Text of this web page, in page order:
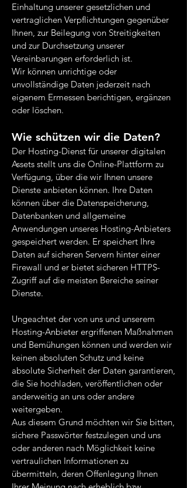
Einhaltung unserer gesetzlichen und
vertraglichen Verpflichtungen gegenüber
Ihnen, zur Beilegung von Streitigkeiten
und zur Durchsetzung unserer
Vereinbarungen erforderlich ist.
Wir können unrichtige oder
unvollständige Daten jederzeit nach
eigenem Ermessen berichtigen, ergänzen
oder löschen.
Wie schützen wir die Daten?
Der Hosting-Dienst für unserer digitalen
Assets stellt uns die Online-Plattform zu
Verfügung, über die wir Ihnen unsere
Dienste anbieten können. Ihre Daten
können über die Datenspeicherung,
Datenbanken und allgemeine
Anwendungen unseres Hosting-Anbieters
gespeichert werden. Er speichert Ihre
Daten auf sicheren Servern hinter einer
Firewall und er bietet sicheren HTTPS-
Zugriff auf die meisten Bereiche seiner
Dienste.
Ungeachtet der von uns und unserem
Hosting-Anbieter ergriffenen Maßnahmen
und Bemühungen können und werden wir
keinen absoluten Schutz und keine
absolute Sicherheit der Daten garantieren,
die Sie hochladen, veröffentlichen oder
anderweitig an uns oder andere
weitergeben.
Aus diesem Grund möchten wir Sie bitten,
sichere Passwörter festzulegen und uns
oder anderen nach Möglichkeit keine
vertraulichen Informationen zu
übermitteln, deren Offenlegung Ihnen